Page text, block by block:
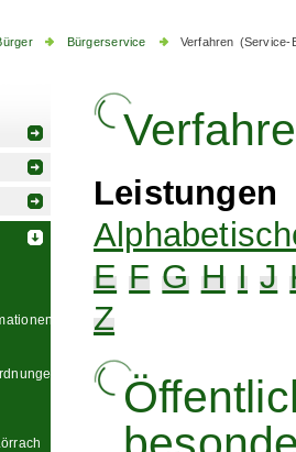
Bürgerservice Verfahren (Service-
Leistungen
E F G H I J
Z